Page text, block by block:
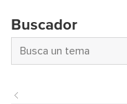
Buscador